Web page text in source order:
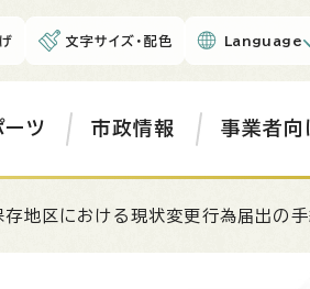
文字サイズ・配色 Language
ーツ 市政情報 事業者向
地区における現状変更行為届出の手